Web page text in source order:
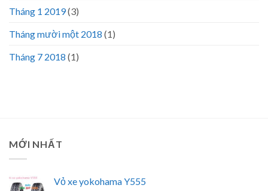
Tháng 1 2019(3)
Tháng mười một 2018 (1)
Tháng 7 2018 (1)
MỚI NHẤT
Vỏ xe yokohama Y555